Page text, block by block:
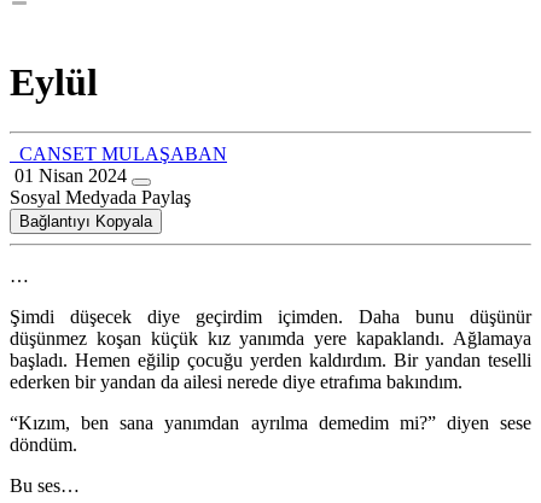
Eylül
CANSET MULAŞABAN
01 Nisan 2024
Sosyal Medyada Paylaş
Bağlantıyı Kopyala
…
Şimdi düşecek diye geçirdim içimden. Daha bunu düşünür
düşünmez koşan küçük kız yanımda yere kapaklandı. Ağlamaya
başladı. Hemen eğilip çocuğu yerden kaldırdım. Bir yandan teselli
ederken bir yandan da ailesi nerede diye etrafıma bakındım.
“Kızım, ben sana yanımdan ayrılma demedim mi?” diyen sese
döndüm.
Bu ses…